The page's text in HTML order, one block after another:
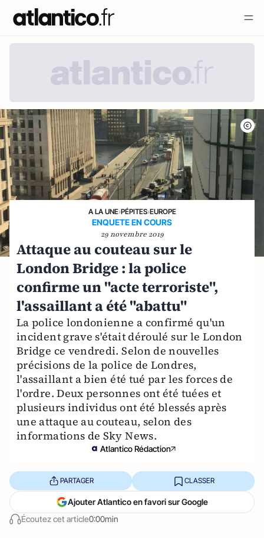
A LA UNE›PÉPITES›EUROPE
ENQUETE EN COURS
29 novembre 2019
Attaque au couteau sur le
London Bridge : la police
confirme un "acte terroriste",
l'assaillant a été "abattu"
La police londonienne a confirmé qu'un
incident grave s'était déroulé sur le London
Bridge ce vendredi. Selon de nouvelles
précisions de la police de Londres,
l'assaillant a bien été tué par les forces de
l'ordre. Deux personnes ont été tuées et
plusieurs individus ont été blessés après
une attaque au couteau, selon des
informations de Sky News.
Atlantico Rédaction
Écoutez cet article0:00min
PARTAGER CLASSER
Ajouter Atlantico en favori sur Google